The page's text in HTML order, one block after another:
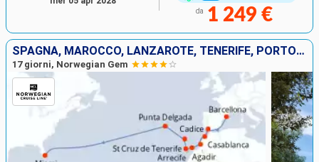
da 1 249 €
SPAGNA, MAROCCO, LANZAROTE, TENERIFE, PORTOGALLO, STATI UNITI
17 giorni, Norwegian Gem